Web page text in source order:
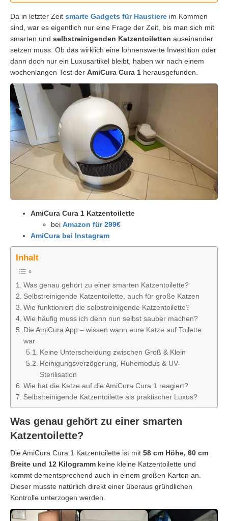
Da in letzter Zeit smarte Gadgets für Haustiere im Kommen
sind, war es eigentlich nur eine Frage der Zeit, bis man sich mit
smarten und selbstreinigenden Katzentoiletten auseinander
setzen muss. Ob das wirklich eine lohnenswerte Investition oder
dann doch nur ein Luxusartikel bleibt, haben wir nach einem
wochenlangen Test der AmiCura Cura 1 herausgefunden.
AmiCura Cura 1 Katzentoilette
bei Amazon für 299€
AmiCura bei Instagram
Inhalt
Was genau gehört zu einer smarten Katzentoilette?
Selbstreinigende Katzentoilette, auch für große Katzen
Wie funktioniert die selbstreinigende Katzentoilette?
Wie häufig muss ich denn nun selbst sauber machen?
Die AmiCura App – wissen wann eure Katze auf Toilette
war
Keine Unterscheidung zwischen Groß & Klein
Reinigungsverzögerung, Ruhemodus & UV-
Sterilisation
Wie hat die Katze auf die AmiCura Cura 1 reagiert?
Selbstreinigende Katzentoilette als praktischer Luxus?
Was genau gehört zu einer smarten
Katzentoilette?
Die AmiCura Cura 1 Katzentoilette ist mit 58 cm Höhe, 60 cm
Breite und 12 Kilogramm keine kleine Katzentoilette und
kommt dementsprechend auch in einem großen Karton an.
Dieser musste natürlich direkt einer überaus gründlichen
Kontrolle unterzogen werden.